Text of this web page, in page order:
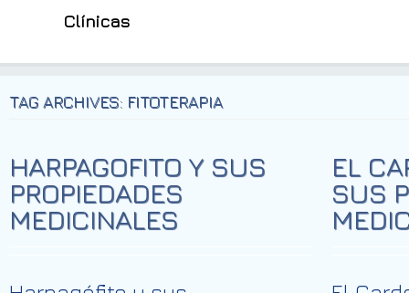
Clínicas
TAG ARCHIVES: FITOTERAPIA
HARPAGOFITO Y SUS
PROPIEDADES
MEDICINALES
EL
SUS